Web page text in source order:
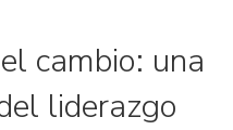
cambio: una
liderazgo